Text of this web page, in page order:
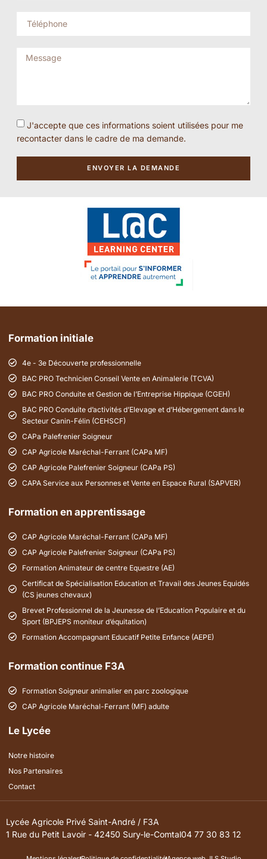
J'accepte que ces informations soient utilisées pour me
recontacter dans le cadre de ma demande.
ENVOYER LA DEMANDE
Formation initiale
4e - 3e Découverte professionnelle
BAC PRO Technicien Conseil Vente en Animalerie (TCVA)
BAC PRO Conduite et Gestion de l’Entreprise Hippique (CGEH)
BAC PRO Conduite d’activités d’Elevage et d’Hébergement dans le
Secteur Canin-Félin (CEHSCF)
CAPa Palefrenier Soigneur
CAP Agricole Maréchal-Ferrant (CAPa MF)
CAP Agricole Palefrenier Soigneur (CAPa PS)
CAPA Service aux Personnes et Vente en Espace Rural (SAPVER)
Formation en apprentissage
CAP Agricole Maréchal-Ferrant (CAPa MF)
CAP Agricole Palefrenier Soigneur (CAPa PS)
Formation Animateur de centre Equestre (AE)
Certificat de Spécialisation Education et Travail des Jeunes Equidés
(CS jeunes chevaux)
Brevet Professionnel de la Jeunesse de l’Education Populaire et du
Sport (BPJEPS moniteur d’équitation)
Formation Accompagnant Educatif Petite Enfance (AEPE)
Formation continue F3A
Formation Soigneur animalier en parc zoologique
CAP Agricole Maréchal-Ferrant (MF) adulte
Le Lycée
Notre histoire
Nos Partenaires
Contact
Lycée Agricole Privé Saint-André / F3A
1 Rue du Petit Lavoir - 42450 Sury-le-Comtal04 77 30 83 12